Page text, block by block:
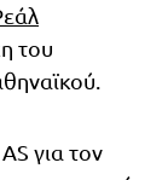
του
για τον